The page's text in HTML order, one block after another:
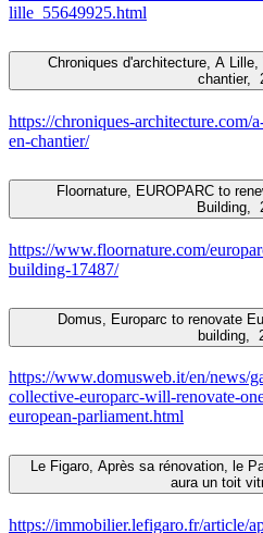
lille_55649925.html
Chroniques d'architecture, A
chantier,
https://chroniques-
en-chantier/
Floornature, EUROPARC to
Building,
https://www.floornature.com/
building-17487/
Domus, Europarc to renovate
building,
https://www.domusweb.it/en/news/
collective-europarc-will-renovate-
european-parliament.html
Le Figaro, Après sa rénovation, le
aura un toit
https://immobilier.lefigaro.fr/article/